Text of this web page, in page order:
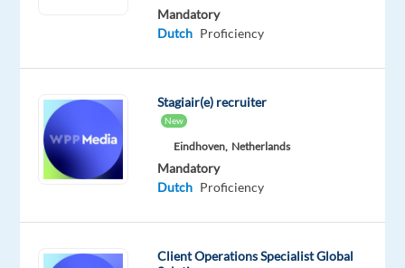
of
08-
2026.
Lijkt
het
wat
Mandatory
Dutch Proficiency
Stagiair(e) recruiter
New
Eindhoven, Netherlands
Mandatory
Dutch Proficiency
Client Operations Specialist Global